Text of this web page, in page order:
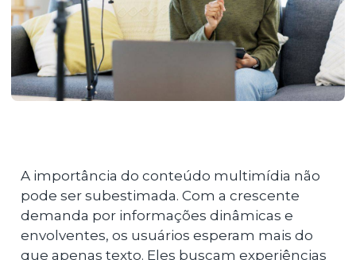
A importância do conteúdo multimídia não
pode ser subestimada. Com a crescente
demanda por informações dinâmicas e
envolventes, os usuários esperam mais do
que apenas texto. Eles buscam experiências